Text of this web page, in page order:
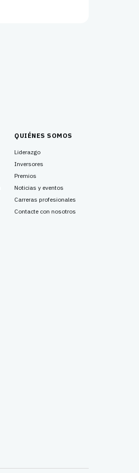
QUIÉNES SOMOS
Liderazgo
Inversores
Premios
Noticias y eventos
Carreras profesionales
Contacte con nosotros